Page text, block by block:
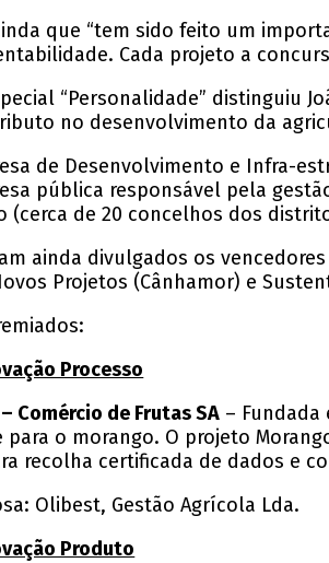
que “tem sido feito um
Cada projeto a
“Personalidade” distinguiu
no desenvolvimento da
de Desenvolvimento e Infra-
pública responsável pela
(cerca de 20 concelhos dos
ainda divulgados os
Projetos (Cânhamor) e
Processo
Comércio de Frutas SA – Fundada
para o morango. O projeto
recolha certificada de dados e
Olibest, Gestão Agrícola Lda.
Produto